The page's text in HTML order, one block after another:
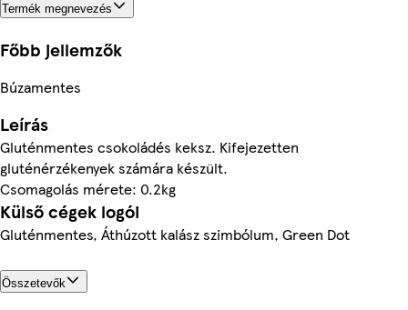
Termék megnevezés
Főbb jellemzők
Búzamentes
Leírás
Gluténmentes csokoládés keksz. Kifejezetten
gluténérzékenyek számára készült.
Csomagolás mérete: 0.2kg
Külső cégek logói
Gluténmentes, Áthúzott kalász szimbólum, Green Dot
Összetevők